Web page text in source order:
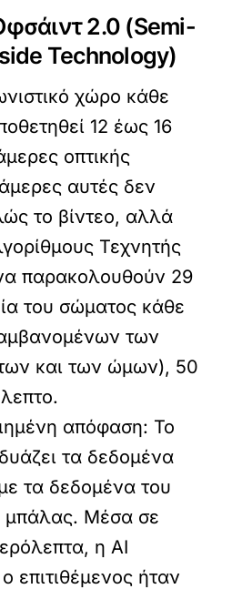
2.0 (Semi-
Technology)
χώρο κάθε
12 έως 16
οπτικής
αυτές δεν
το βίντεο, αλλά
Τεχνητής
παρακολουθούν 29
του σώματος κάθε
των
και των ώμων), 50
απόφαση: Το
τα δεδομένα
τα δεδομένα του
μπάλας. Μέσα σε
η AI
επιτιθέμενος ήταν